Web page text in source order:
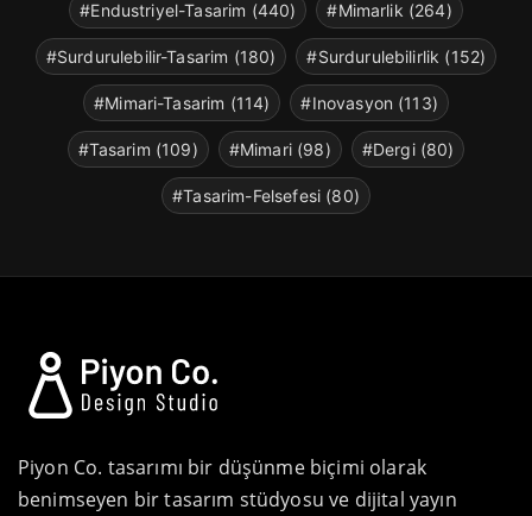
#Endustriyel-Tasarim (440) #Mimarlik (264)
#Surdurulebilir-Tasarim (180) #Surdurulebilirlik (152)
#Mimari-Tasarim (114) #Inovasyon (113)
#Tasarim (109) #Mimari (98) #Dergi (80)
#Tasarim-Felsefesi (80)
Piyon Co. tasarımı bir düşünme biçimi olarak
benimseyen bir tasarım stüdyosu ve dijital yayın